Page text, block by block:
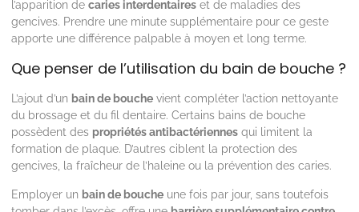
l’apparition de caries interdentaires et de maladies des
gencives. Prendre une minute supplémentaire pour ce geste
apporte une différence palpable à moyen et long terme.
Que penser de l’utilisation du bain de bouche ?
L’ajout d’un bain de bouche vient compléter l’action nettoyante
du brossage et du fil dentaire. Certains bains de bouche
possèdent des propriétés antibactériennes qui limitent la
formation de plaque. D’autres ciblent la protection des
gencives, la fraîcheur de l’haleine ou la prévention des caries.
Employer un bain de bouche une fois par jour, sans toutefois